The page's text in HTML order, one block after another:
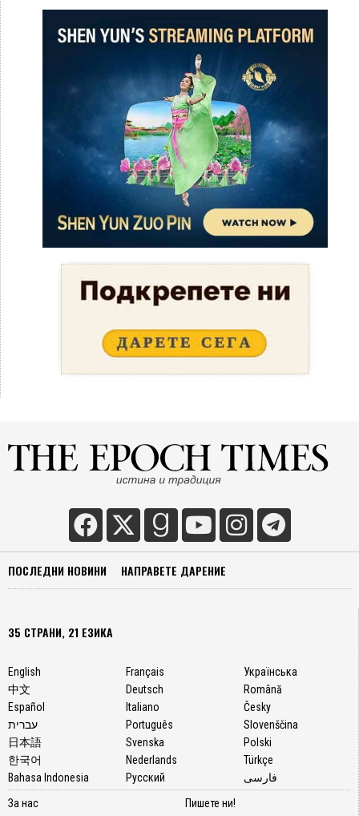
ПОСЛЕДНИ НОВИНИ НАПРАВЕТЕ ДАРЕНИЕ
35 СТРАНИ, 21 ЕЗИКА
English
中文
Español
עברית
日本語
한국어
Bahasa Indonesia
Français
Deutsch
Italiano
Português
Svenska
Nederlands
Русский
Українська
Română
Česky
Slovenščina
Polski
Türkçe
فارسی
За нас
Пишете ни!